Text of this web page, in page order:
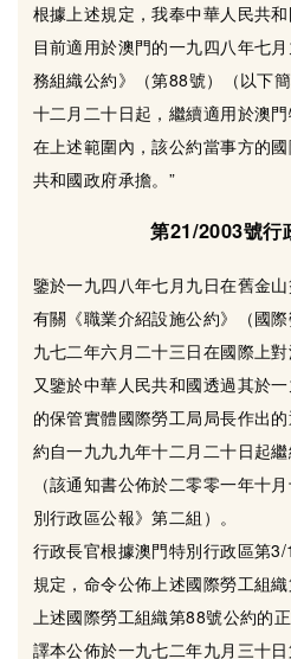
根據上述規定，我奉中華人民共
目前適用於澳門的一九四八年七
務組織公約》（第88號）（以下
十二月二十日起，繼續適用於澳門
在上述範圍內，該公約當事方的
共和國政府承擔。”
第21/2003號行
鑒於一九四八年七月九日在舊金
有關《職業介紹設施公約》（國
九七二年六月二十三日在國際上對
又鑒於中華人民共和國透過其於
的保管實體國際勞工局局長作出
約自一九九九年十二月二十日起
（該通知書公佈於二零零一年十
別行政區公報》第二組）。
行政長官根據澳門特別行政區第
規定，命令公佈上述國際勞工組織
上述國際勞工組織第88號公約的
譯本公佈於一九七二年九月三十日